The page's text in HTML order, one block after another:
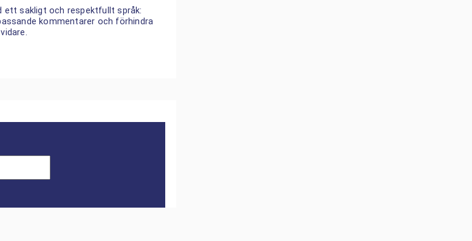
ett sakligt och respektfullt språk:
kommentarer och förhindra